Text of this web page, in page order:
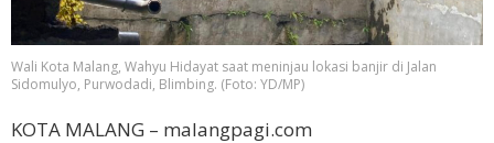
Wali Kota Malang, Wahyu Hidayat saat meninjau lokasi banjir di Jalan
Sidomulyo, Purwodadi, Blimbing. (Foto: YD/MP)
KOTA MALANG – malangpagi.com